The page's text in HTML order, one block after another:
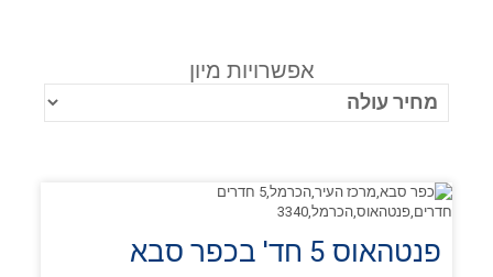
אפשרויות מיון
פנטהאוס 5 חד' בכפר סבא